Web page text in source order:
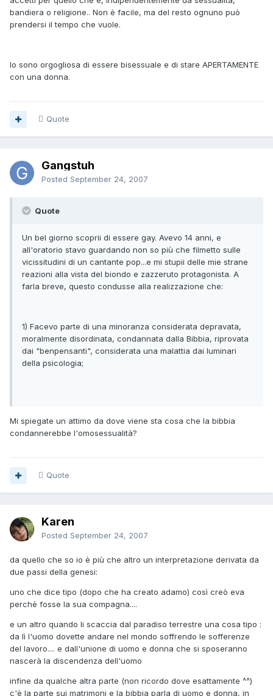
bandiera o religione.. Non è facile, ma del resto ognuno può
prendersi il tempo che vuole.
Io sono orgogliosa di essere bisessuale e di stare APERTAMENTE
con una donna.
Quote
Gangstuh
Posted September 24, 2007
Quote
Un bel giorno scoprii di essere gay. Avevo 14 anni, e
all'oratorio stavo guardando non so più che filmetto sulle
vicissitudini di un cantante pop...e mi stupii delle mie strane
reazioni alla vista del biondo e zazzeruto protagonista. A
farla breve, questo condusse alla realizzazione che:
1) Facevo parte di una minoranza considerata depravata,
moralmente disordinata, condannata dalla Bibbia, riprovata
dai "benpensanti", considerata una malattia dai luminari
della psicologia;
Mi spiegate un attimo da dove viene sta cosa che la bibbia
condannerebbe l'omosessualità?
Quote
Karen
Posted September 24, 2007
da quello che so io è più che altro un interpretazione derivata da
due passi della genesi:
uno che dice tipo (dopo che ha creato adamo) così creò eva
perchè fosse la sua compagna....
e un altro quando li scaccia dal paradiso terrestre una cosa tipo :
da lì l'uomo dovette andare nel mondo soffrendo le sofferenze
del lavoro.... e dall'unione di uomo e donna che si sposeranno
nascerà la discendenza dell'uomo
infine da qualche altra parte (non ricordo dove esattamente ^^)
c'è la parte sui matrimoni e la bibbia parla di uomo e donna, in